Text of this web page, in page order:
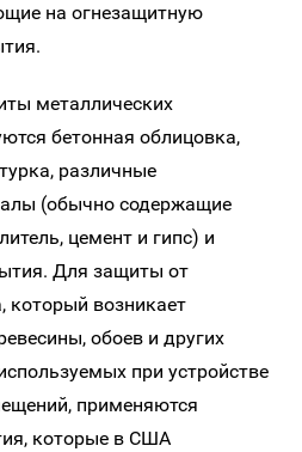
на огнезащитную
металлических
бетонная облицовка,
различные
(обычно содержащие
цемент и гипс) и
Для защиты от
который возникает
обоев и других
при устройстве
применяются
которые в США